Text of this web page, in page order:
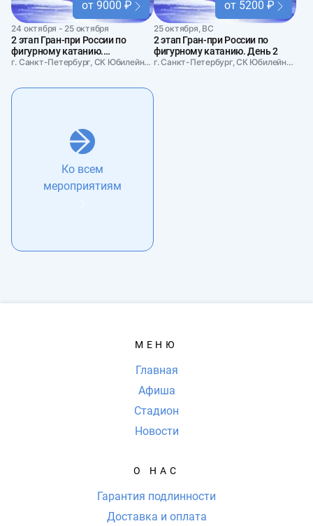
от 9000 ₽
24 октября - 25 октября
2 этап Гран-при России по
фигурному катанию.
Абонемент на два дня
г. Санкт-Петербург, СК Юбилейный
от 5200 ₽
25 октября, ВС
2 этап Гран-при России по
фигурному катанию. День 2
г. Санкт-Петербург, СК Юбилейный
Ко всем
мероприятиям
МЕНЮ
Главная
Афиша
Стадион
Новости
О НАС
Гарантия подлинности
Доставка и оплата